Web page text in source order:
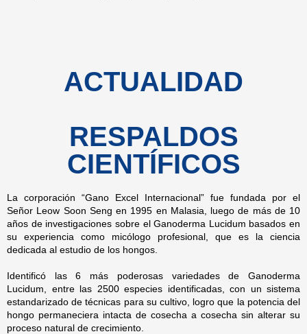
ACTUALIDAD
RESPALDOS
CIENTÍFICOS
La corporación “Gano Excel Internacional” fue fundada por el
Señor Leow Soon Seng en 1995 en Malasia, luego de más de 10
años de investigaciones sobre el Ganoderma Lucidum basados en
su experiencia como micólogo profesional, que es la ciencia
dedicada al estudio de los hongos.
Identificó las 6 más poderosas variedades de Ganoderma
Lucidum, entre las 2500 especies identificadas, con un sistema
estandarizado de técnicas para su cultivo, logro que la potencia del
hongo permaneciera intacta de cosecha a cosecha sin alterar su
proceso natural de crecimiento.